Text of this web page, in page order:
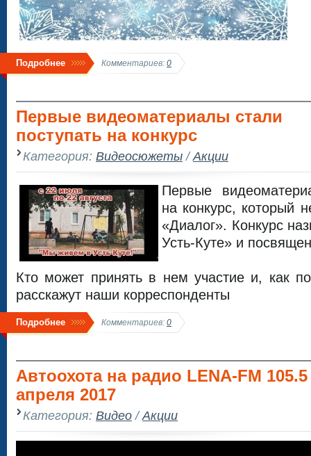
Подробнее Комментариев: 0
Первые видеоматериалы стали
поступать на конкурс
Категория: Видеосюжеты/Акции
Первые
на конкурс, который
«Диалог». Конкурс
Усть-Куте» и
Кто может принять в нем участие и, как
расскажут наши корреспонденты
Подробнее Комментариев: 0
Автоохота на радио LENA-FM
апреля 2017
Категория: Видео/Акции